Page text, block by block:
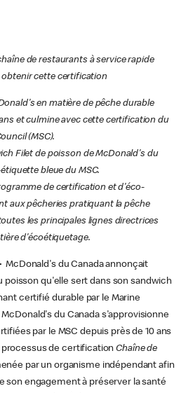
de restaurants à service rapide
obtenir cette certification
en matière de pêche durable
et culmine avec cette certification du
(MSC).
Filet de poisson de McDonald's du
bleue du MSC.
de certification et d'éco-
aux pêcheries pratiquant la pêche
les principales lignes directrices
d'écoétiquetage.
McDonald's du Canada annonçait
poisson qu'elle sert dans son sandwich
certifié durable par le Marine
du Canada s'approvisionne
par le MSC depuis près de 10 ans
de certificationChaîne de
par un organisme indépendant afin
son engagement à préserver la santé